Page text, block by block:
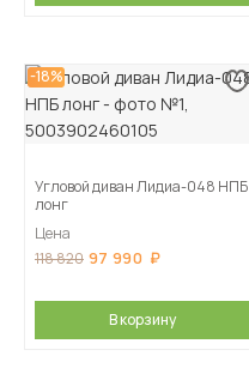
-18%
Угловой диван Лидиа-048 НПБ
лонг
Цена
118 820 97 990
В корзину